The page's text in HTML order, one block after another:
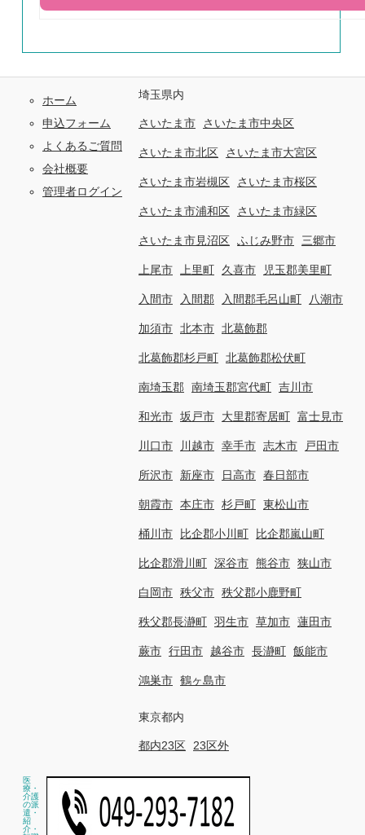
ホーム
申込フォーム
よくあるご質問
会社概要
管理者ログイン
埼玉県内
さいたま市 さいたま市中央区
さいたま市北区 さいたま市大宮区
さいたま市岩槻区 さいたま市桜区
さいたま市浦和区 さいたま市緑区
さいたま市見沼区 ふじみ野市 三郷市
上尾市 上里町 久喜市 児玉郡美里町
入間市 入間郡 入間郡毛呂山町 八潮市
加須市 北本市 北葛飾郡
北葛飾郡杉戸町 北葛飾郡松伏町
南埼玉郡 南埼玉郡宮代町 吉川市
和光市 坂戸市 大里郡寄居町 富士見市
川口市 川越市 幸手市 志木市 戸田市
所沢市 新座市 日高市 春日部市
朝霞市 本庄市 杉戸町 東松山市
桶川市 比企郡小川町 比企郡嵐山町
比企郡滑川町 深谷市 熊谷市 狭山市
白岡市 秩父市 秩父郡小鹿野町
秩父郡長瀞町 羽生市 草加市 蓮田市
蕨市 行田市 越谷市 長瀞町 飯能市
鴻巣市 鶴ヶ島市
東京都内
都内23区 23区外
医
療・
介護
の派
遣・
紹
介・